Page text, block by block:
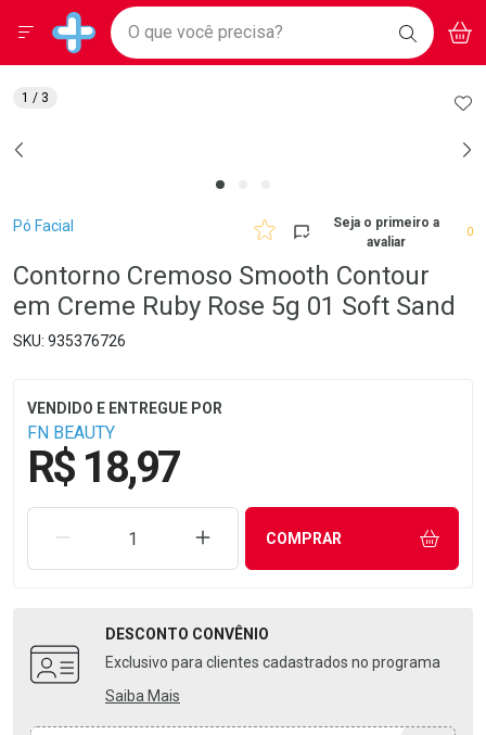
Drogarias Pacheco
Baixe nosso APP e aproveite Ofertas Exclusivas!
BAIXE
O APP
Ir direto para a home
pela página
Ir direto para o conteúdo
Ir direto para a busca
Ir direto para a conta
Faça a sua busca
O que você precisa? BUSCAR
Menu
Breadcrumb
Pó Facial
Seja o primeiro a
avaliar
0
Contorno Cremoso Smooth Contour
em Creme Ruby Rose 5g 01 Soft Sand
935376726
FN BEAUTY
R$ 18,97
REMOVER UMA UNIDADEAUMENTAR UMA UNIDADE
COMPRAR
DESCONTO CONVÊNIO
Exclusivo para clientes cadastrados no programa
Saiba Mais
1 / 3